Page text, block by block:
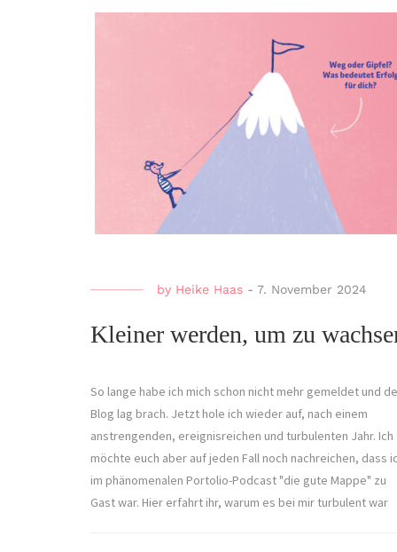
by Heike Haas - 7. November 2024
Kleiner werden, um zu
So lange habe ich mich schon nicht mehr gemeldet und
Blog lag brach. Jetzt hole ich wieder auf, nach einem
anstrengenden, ereignisreichen und turbulenten Jahr. Ich
möchte euch aber auf jeden Fall noch nachreichen, dass
im phänomenalen Portolio-Podcast "die gute Mappe" zu
Gast war. Hier erfahrt ihr, warum es bei mir turbulent war